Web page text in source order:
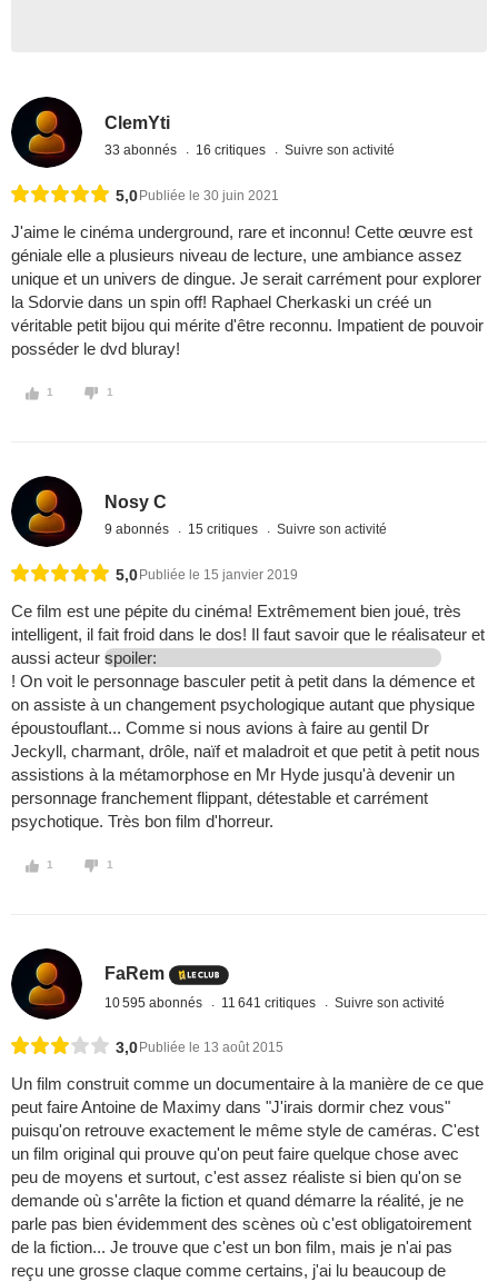
ClemYti
33 abonnés 16 critiques Suivre son activité
5,0 Publiée le 30 juin 2021
J'aime le cinéma underground, rare et inconnu! Cette œuvre est
géniale elle a plusieurs niveau de lecture, une ambiance assez
unique et un univers de dingue. Je serait carrément pour explorer
la Sdorvie dans un spin off! Raphael Cherkaski un créé un
véritable petit bijou qui mérite d'être reconnu. Impatient de pouvoir
posséder le dvd bluray!
1 1
Nosy C
9 abonnés 15 critiques Suivre son activité
5,0 Publiée le 15 janvier 2019
Ce film est une pépite du cinéma! Extrêmement bien joué, très
intelligent, il fait froid dans le dos! Il faut savoir que le réalisateur et
aussi acteur spoiler:
! On voit le personnage basculer petit à petit dans la démence et
on assiste à un changement psychologique autant que physique
époustouflant... Comme si nous avions à faire au gentil Dr
Jeckyll, charmant, drôle, naïf et maladroit et que petit à petit nous
assistions à la métamorphose en Mr Hyde jusqu'à devenir un
personnage franchement flippant, détestable et carrément
psychotique. Très bon film d'horreur.
1 1
FaRem
10 595 abonnés 11 641 critiques Suivre son activité
3,0 Publiée le 13 août 2015
Un film construit comme un documentaire à la manière de ce que
peut faire Antoine de Maximy dans "J'irais dormir chez vous"
puisqu'on retrouve exactement le même style de caméras. C'est
un film original qui prouve qu'on peut faire quelque chose avec
peu de moyens et surtout, c'est assez réaliste si bien qu'on se
demande où s'arrête la fiction et quand démarre la réalité, je ne
parle pas bien évidemment des scènes où c'est obligatoirement
de la fiction... Je trouve que c'est un bon film, mais je n'ai pas
reçu une grosse claque comme certains, j'ai lu beaucoup de